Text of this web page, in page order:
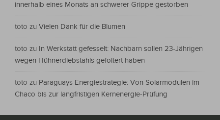
innerhalb eines Monats an schwerer Grippe gestorben
toto zu Vielen Dank für die Blumen
toto zu In Werkstatt gefesselt: Nachbarn sollen 23-Jährigen
wegen Hühnerdiebstahls gefoltert haben
toto zu Paraguays Energiestrategie: Von Solarmodulen im
Chaco bis zur langfristigen Kernenergie-Prüfung